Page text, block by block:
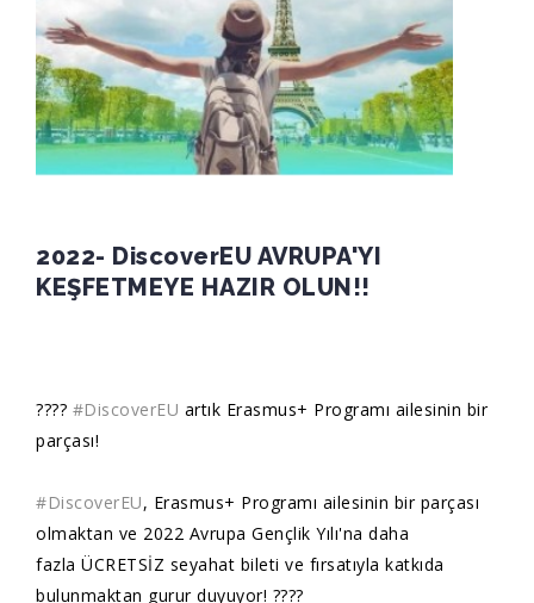
2022- DiscoverEU AVRUPA'YI
KEŞFETMEYE HAZIR OLUN!!
???? #DiscoverEU artık Erasmus+ Programı ailesinin bir
parçası!
#DiscoverEU, Erasmus+ Programı ailesinin bir parçası
olmaktan ve 2022 Avrupa Gençlik Yılı'na daha
fazla ÜCRETSİZ seyahat bileti ve fırsatıyla katkıda
bulunmaktan gurur duyuyor! ????